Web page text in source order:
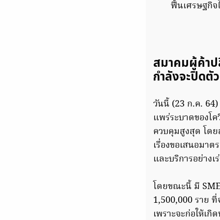
ฟื้นเศรษฐกิจ
สมาคมผู้ค้าป
กำลังจะปิดตั
วันนี้ (23 ก.ค.
แพร่ระบาดของโ
ควบคุมสูงสุด โด
เรื่องขอเสนอมา
และบริการอย่างเ
โดยขณะนี้ มี
1,500,000 ราย
เพราะจะก่อให้เ